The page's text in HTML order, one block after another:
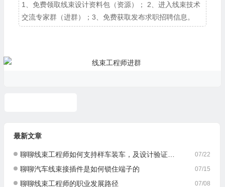
1、免费领取线束设计资料包（资源）； 2、进入线束技术
交流专家群（进群）；3、免费获取发布求职招聘信息。
最新文章
07/22
聊聊线束工程师如何支持样车装车，及设计验证与优化
07/15
聊聊汽车线束接插件是如何锁住端子的
07/08
聊聊线束工程师的职业发展路径